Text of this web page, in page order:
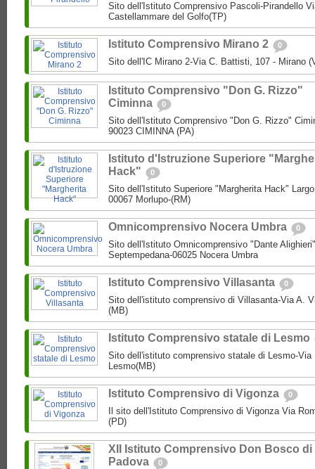
Sito dell'Istituto Comprensivo Pascoli-Pirandello
Castellammare del Golfo(TP)
Istituto Comprensivo Mirano 2 0
Sito dell'IC Mirano 2-Via C. Battisti, 107 - Mirano
Istituto Comprensivo "Don G. Rizzo"
Ciminna
0
Sito dell'Istituto Comprensivo "Don G. Rizzo"
90023 CIMINNA (PA)
Istituto d'Istruzione Superiore
Hack"
0
Sito dell'Istituto Superiore "Margherita Hack"
00067 Morlupo-(RM)
Omnicomprensivo Nocera Umbra 0
Sito dell'Istituto Omnicomprensivo "Dante
Septempedana-06025 Nocera Umbra
Istituto Comprensivo Villasanta 0
Sito dell'istituto comprensivo di Villasanta-Via A.
(MB)
Istituto Comprensivo statale di Lesmo
Sito dell'istituto comprensivo statale di Lesmo-Via
Lesmo(MB)
Istituto Comprensivo di Vigonza 0
Il sito dell'Istituto Comprensivo di Vigonza Via
(PD)
XII Istituto Comprensivo Don Bosco di
Padova
0